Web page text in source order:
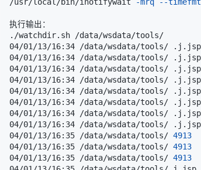
04/01/13/16:35 /data/wsdata/tools/ 4913
04/01/13/16:35 /data/wsdata/tools/ 4913
04/01/13/16:35 /data/wsdata/tools/ 4913